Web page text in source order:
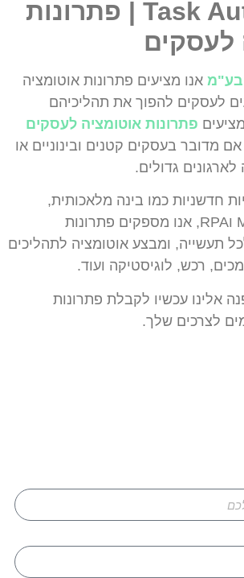
Task Automation | פתרונות
לעסקים
בע"מ אנו מציעים פתרונות אוטומציה
לעסקים להפוך את תהליכיהם
פתרונות אוטומציה לעסקים
מדובר בעסקים קטנים ובינוניים או
גדולים.
חדשניות כמו בינה מלאכותית,
Machine Learning וRPA, אנו מספקים פתרונות
תעשייה, ומבצע אוטומציה לתהליכים
רכש, לוגיסטיקה ועוד.
אלינו עכשיו לקבלת פתרונות
לצרכים שלך.